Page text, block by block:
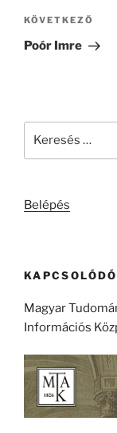
Következő
bejegyzés
KÖVETKEZŐ
Poór Imre
Belépés
Magyar
Információs